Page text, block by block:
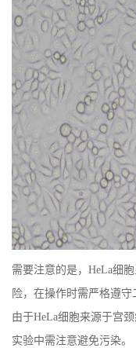
需要注意的是， HeLa细
险，在操作时需严格遵守
由于HeLa细胞来源于宫
实验中需注意避免污染。